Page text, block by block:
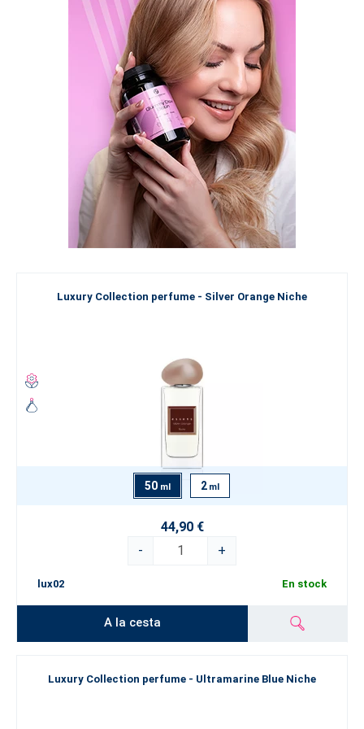
Luxury Collection perfume - Silver Orange Niche
50 ml 2 ml
44,90 €
-
+
lux02 En stock
A la cesta
Luxury Collection perfume - Ultramarine Blue Niche